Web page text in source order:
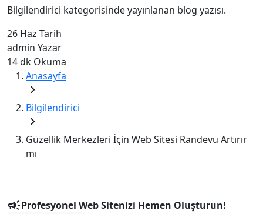
Bilgilendirici kategorisinde yayınlanan blog yazısı.
26 Haz Tarih
admin Yazar
14 dk Okuma
Anasayfa
chevron_right
Bilgilendirici
chevron_right
Güzellik Merkezleri İçin Web Sitesi Randevu Artırır
mı
campaignProfesyonel Web Sitenizi Hemen Oluşturun!